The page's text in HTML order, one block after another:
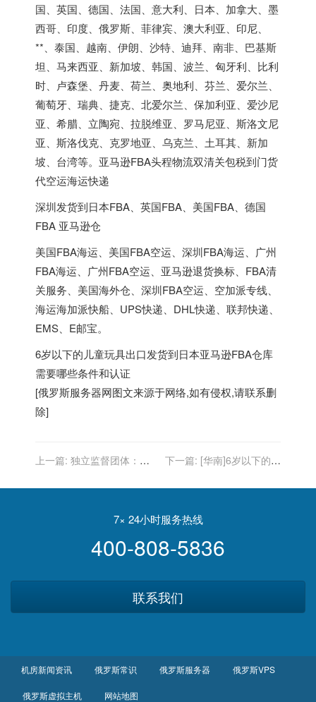
国、英国、德国、法国、意大利、日本、加拿大、墨
西哥、印度、俄罗斯、菲律宾、澳大利亚、印尼、
**、泰国、越南、伊朗、沙特、迪拜、南非、巴基斯
坦、马来西亚、新加坡、韩国、波兰、匈牙利、比利
时、卢森堡、丹麦、荷兰、奥地利、芬兰、爱尔兰、
葡萄牙、瑞典、捷克、北爱尔兰、保加利亚、爱沙尼
亚、希腊、立陶宛、拉脱维亚、罗马尼亚、斯洛文尼
亚、斯洛伐克、克罗地亚、乌克兰、土耳其、新加
坡、台湾等。亚马逊FBA头程物流双清关包税到门货
代空运海运快递
深圳发货到日本FBA、英国FBA、美国FBA、德国
FBA 亚马逊仓
美国FBA海运、美国FBA空运、深圳FBA海运、广州
FBA海运、广州FBA空运、亚马逊退货换标、FBA清
关服务、美国海外仓、深圳FBA空运、空加派专线、
海运海加派快船、UPS快递、DHL快递、联邦快递、
EMS、E邮宝。
6岁以下的儿童玩具出口发货到日本亚马逊FBA仓库
需要哪些条件和认证
[俄罗斯服务器网图文来源于网络,如有侵权,请联系删
除]
上一篇: 独立监督团体：自
市逾1986人因反战抗议被拘
下一篇: [华南]6岁以下的儿
FBA仓库需要哪些条件和认
7× 24小时服务热线
400-808-5836
联系我们
机房新闻资讯 俄罗斯常识 俄罗斯服务器 俄罗斯VPS
俄罗斯虚拟主机 网站地图